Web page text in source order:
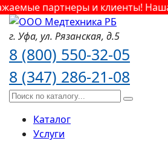
партнеры и клиенты! Наша
г. Уфа, ул. Рязанская, д.5
8 (800) 550-32-05
8 (347) 286-21-08
Каталог
Услуги